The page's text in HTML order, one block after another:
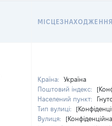
МІСЦЕЗНАХОДЖЕННЯ
Країна:
Україна
Поштовий індекс:
Населений пункт:
Тип вулиці:
Вулиця: